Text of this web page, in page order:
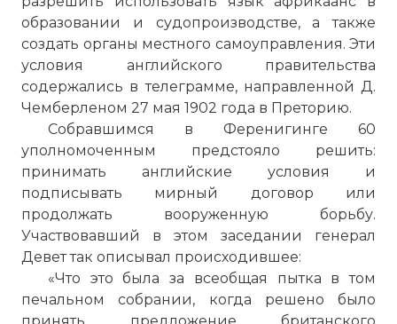
образовании и судопроизводстве, а также
создать органы местного самоуправления. Эти
условия английского правительства
содержались в телеграмме, направленной Д.
Чемберленом 27 мая 1902 года в Преторию.
Собравшимся в Ференигинге 60
уполномоченным предстояло решить:
принимать английские условия и
подписывать мирный договор или
продолжать вооруженную борьбу.
Участвовавший в этом заседании генерал
Девет так описывал происходившее:
«Что это была за всеобщая пытка в том
печальном собрании, когда решено было